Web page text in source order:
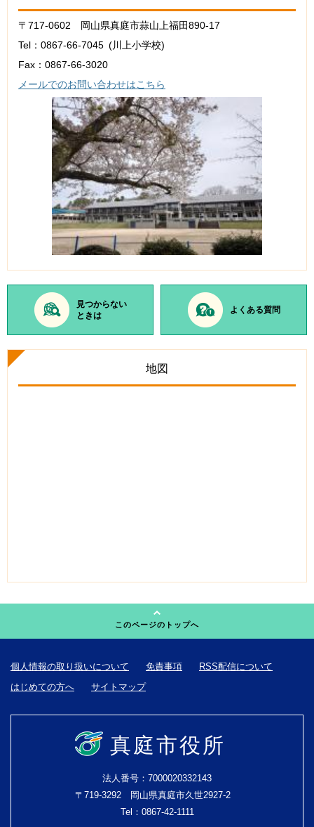
〒717-0602 岡山県真庭市蒜山上福田890-17
Tel：0867-66-7045
川上小学校
Fax：0867-66-3020
メールでのお問い合わせはこちら
見つからない
ときは
よくある質問
地図
このページのトップへ
個人情報の取り扱いについて 免責事項
RSS配信について
はじめての方へ
サイトマップ
真庭市役所
法人番号：7000020332143
〒719-3292 岡山県真庭市久世2927-2
Tel：0867-42-1111